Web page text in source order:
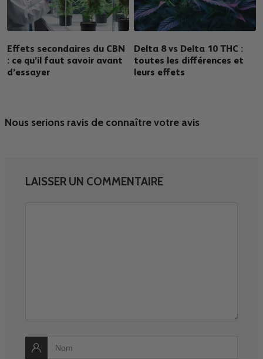
Effets secondaires du CBN
: ce qu’il faut savoir avant
d’essayer
Delta 8 vs Delta 10 THC :
toutes les différences et
leurs effets
Nous serions ravis de connaître votre avis
LAISSER UN COMMENTAIRE